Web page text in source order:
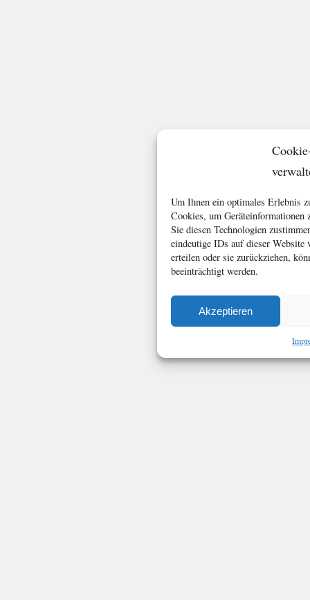
Um Ihnen ein optimales Erlebnis
Cookies, um Geräteinformationen
Sie diesen Technologien
eindeutige IDs auf dieser
erteilen oder sie zurückziehen,
beeinträchtigt werden.
Akzeptieren